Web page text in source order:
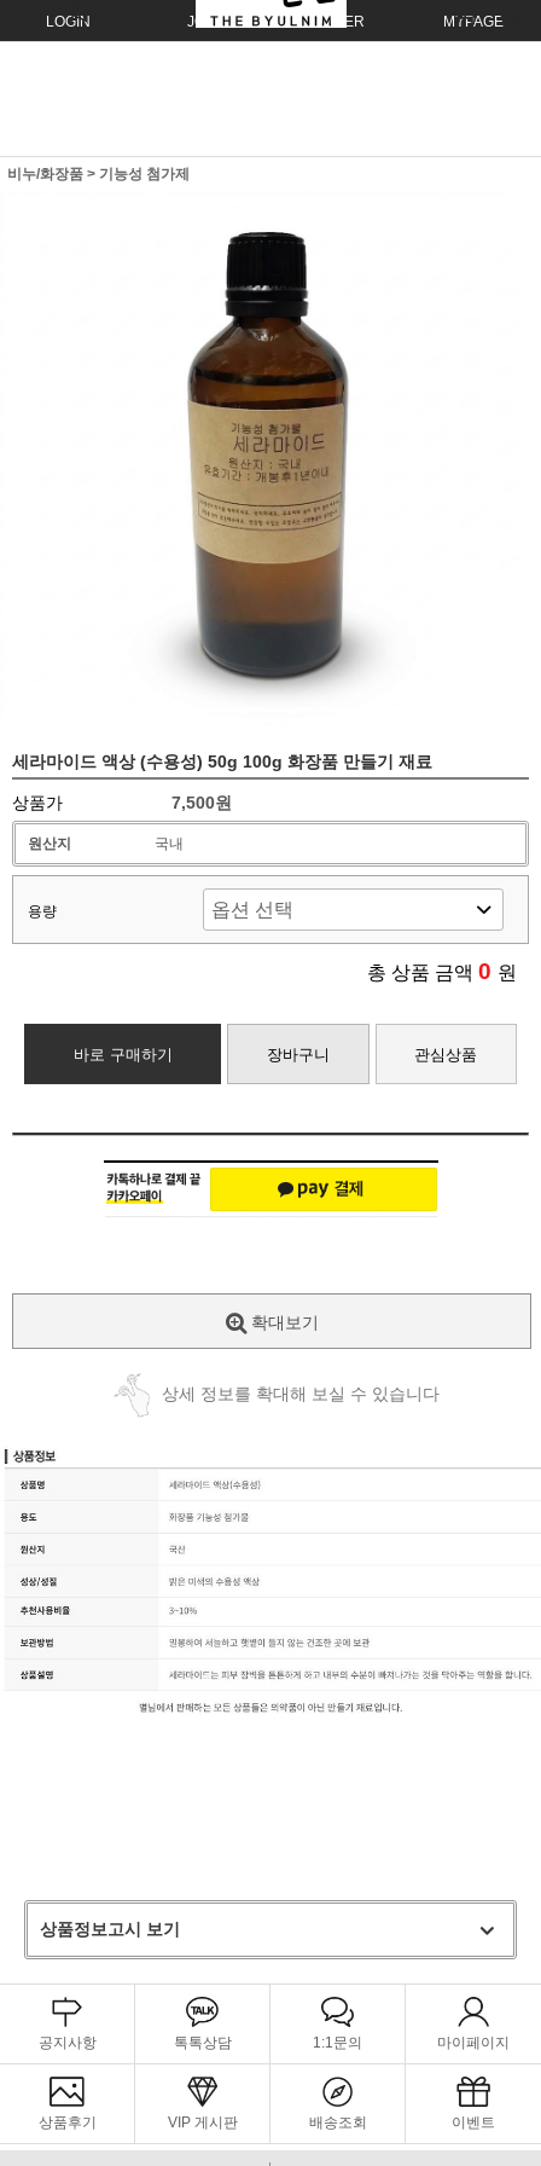
LOGIN JOIN ORDER MYPAGE
비누/화장품 > 기능성 첨가제
세라마이드 액상 (수용성) 50g 100g 화장품 만들기 재료
상품가 7,500원
원산지 국내
용량
총 상품 금액 0 원
바로 구매하기 장바구니 관심상품
확대보기
상세 정보를 확대해 보실 수 있습니다
상품정보고시 보기
공지사항 톡톡상담 1:1문의 마이페이지
상품후기 VIP 게시판 배송조회 이벤트